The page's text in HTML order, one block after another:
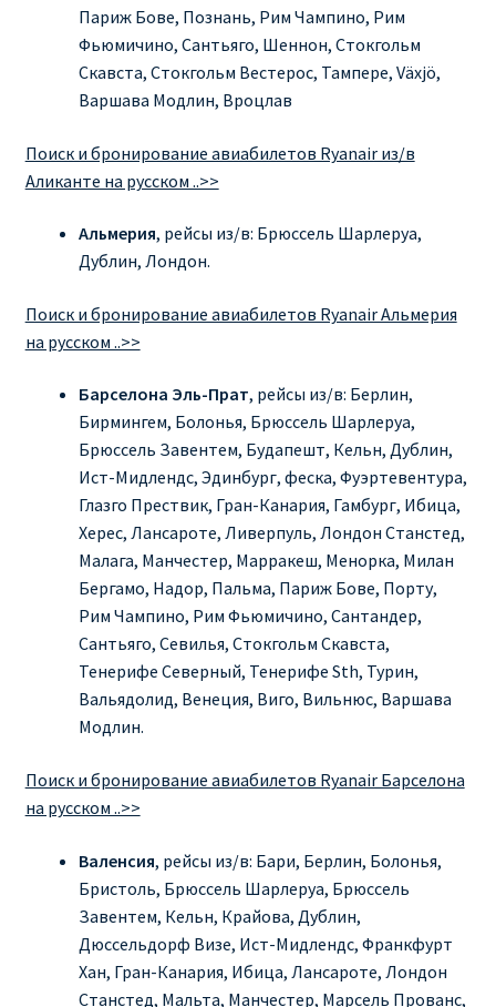
ПРАВИЛА RYANAIR В АЭРОПОРТУ И НА БОРТУ
ПРАВИЛА ПРОВОЗА БАГАЖА RYANAIR
ПУТЕШЕСТВИЕ С ДЕТЬМИ И МЛАДЕНЦАМИ
РЕЙСАМИ RYANAIR
РЕГИСТРАЦИЯ НА РЕЙС И ДОКУМЕНТЫ ДЛЯ
Информация по бронированию билетов Ryanair
КАК НАЙТИ ДЕШЕВЫЙ БИЛЕТ
КУПИТЬ АВИАБИЛЕТЫ ДЕШЕВО
ПРАВИЛА РЕГИСТРАЦИИ
ПРОВОЗ БАГАЖА RYANAIR – ПРАВИЛА
РАЙАНЭЙР НА РУССКОМ | КНФТФШК
РЕГИСТРАЦИЯ НА РЕЙС RYANAIR
Регистрация ребенка на рейс RYANAIR
Париж Бове, Познань, Рим Чампино, Рим
Фьюмичино, Сантьяго, Шеннон, Стокгольм
Скавста, Стокгольм Вестерос, Тампере, Växjö,
Варшава Модлин, Вроцлав
Поиск и бронирование авиабилетов Ryanair из/в
Аликанте на русском ..>>
Альмерия, рейсы из/в: Брюссель Шарлеруа,
Дублин, Лондон.
Поиск и бронирование авиабилетов Ryanair Альмерия
на русском ..>>
Барселона Эль-Прат, рейсы из/в: Берлин,
Бирмингем, Болонья, Брюссель Шарлеруа,
Брюссель Завентем, Будапешт, Кельн, Дублин,
Ист-Мидлендс, Эдинбург, феска, Фуэртевентура,
Глазго Прествик, Гран-Канария, Гамбург, Ибица,
Херес, Лансароте, Ливерпуль, Лондон Станстед,
Малага, Манчестер, Марракеш, Менорка, Милан
Бергамо, Надор, Пальма, Париж Бове, Порту,
Рим Чампино, Рим Фьюмичино, Сантандер,
Сантьяго, Севилья, Стокгольм Скавста,
Тенерифе Северный, Тенерифе Sth, Турин,
Вальядолид, Венеция, Виго, Вильнюс, Варшава
Модлин.
Поиск и бронирование авиабилетов Ryanair Барселона
на русском ..>>
Валенсия, рейсы из/в: Бари, Берлин, Болонья,
Бристоль, Брюссель Шарлеруа, Брюссель
Завентем, Кельн, Крайова, Дублин,
Дюссельдорф Визе, Ист-Мидлендс, Франкфурт
Хан, Гран-Канария, Ибица, Лансароте, Лондон
Станстед, Мальта, Манчестер, Марсель Прованс,